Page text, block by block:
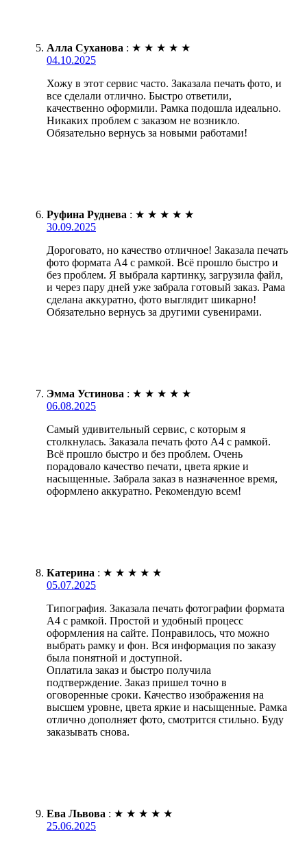
Алла Суханова : ★ ★ ★ ★ ★
04.10.2025
Хожу в этот сервис часто. Заказала печать фото, и
все сделали отлично. Быстро ответили,
качественно оформили. Рамка подошла идеально.
Никаких проблем с заказом не возникло.
Обязательно вернусь за новыми работами!
Руфина Руднева : ★ ★ ★ ★ ★
30.09.2025
Дороговато, но качество отличное! Заказала печать
фото формата А4 с рамкой. Всё прошло быстро и
без проблем. Я выбрала картинку, загрузила файл,
и через пару дней уже забрала готовый заказ. Рама
сделана аккуратно, фото выглядит шикарно!
Обязательно вернусь за другими сувенирами.
Эмма Устинова : ★ ★ ★ ★ ★
06.08.2025
Самый удивительный сервис, с которым я
столкнулась. Заказала печать фото А4 с рамкой.
Всё прошло быстро и без проблем. Очень
порадовало качество печати, цвета яркие и
насыщенные. Забрала заказ в назначенное время,
оформлено аккуратно. Рекомендую всем!
Катерина : ★ ★ ★ ★ ★
05.07.2025
Типография. Заказала печать фотографии формата
А4 с рамкой. Простой и удобный процесс
оформления на сайте. Понравилось, что можно
выбрать рамку и фон. Вся информация по заказу
была понятной и доступной.
Оплатила заказ и быстро получила
подтверждение. Заказ пришел точно в
оговоренные сроки. Качество изображения на
высшем уровне, цвета яркие и насыщенные. Рамка
отлично дополняет фото, смотрится стильно. Буду
заказывать снова.
Ева Львова : ★ ★ ★ ★ ★
25.06.2025